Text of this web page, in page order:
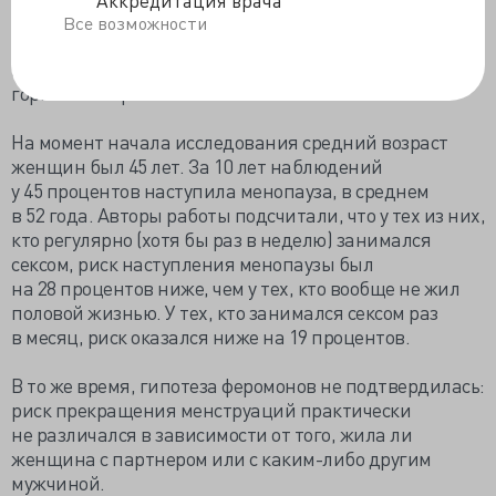
Все возможности
тела, наличие вредных привычек, уровень
менструаций и концентрацию женских половых
гормонов в крови.
На момент начала исследования средний возраст
женщин был 45 лет. За 10 лет наблюдений
у 45 процентов наступила менопауза, в среднем
в 52 года. Авторы работы подсчитали, что у тех из них,
кто регулярно (хотя бы раз в неделю) занимался
сексом, риск наступления менопаузы был
на 28 процентов ниже, чем у тех, кто вообще не жил
половой жизнью. У тех, кто занимался сексом раз
в месяц, риск оказался ниже на 19 процентов.
В то же время, гипотеза феромонов не подтвердилась:
риск прекращения менструаций практически
не различался в зависимости от того, жила ли
женщина с партнером или с каким-либо другим
мужчиной.